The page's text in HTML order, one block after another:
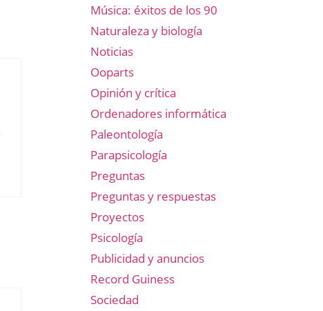
Música: éxitos de los 90
Naturaleza y biología
Noticias
Ooparts
Opinión y crítica
Ordenadores informática
Paleontología
Parapsicología
Preguntas
Preguntas y respuestas
Proyectos
Psicología
Publicidad y anuncios
Record Guiness
Sociedad